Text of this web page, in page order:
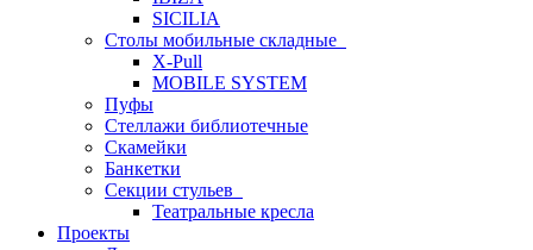
SICILIA
Столы мобильные складные
X-Pull
MOBILE SYSTEM
Пуфы
Стеллажи библиотечные
Скамейки
Банкетки
Секции стульев
Театральные кресла
Проекты